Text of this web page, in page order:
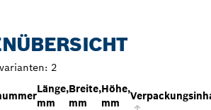
2
Länge,
mm
Breite,
mm
Höhe,
mm